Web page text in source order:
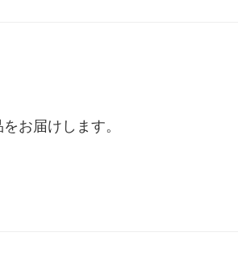
お届けします。